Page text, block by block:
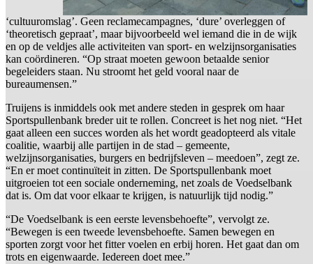
‘cultuuromslag’. Geen reclamecampagnes, ‘dure’ overleggen of
‘theoretisch gepraat’, maar bijvoorbeeld wel iemand die in de wijk
en op de veldjes alle activiteiten van sport- en welzijnsorganisaties
kan coördineren. “Op straat moeten gewoon betaalde senior
begeleiders staan. Nu stroomt het geld vooral naar de
bureaumensen.”
Truijens is inmiddels ook met andere steden in gesprek om haar
Sportspullenbank breder uit te rollen. Concreet is het nog niet. “Het
gaat alleen een succes worden als het wordt geadopteerd als vitale
coalitie, waarbij alle partijen in de stad – gemeente,
welzijnsorganisaties, burgers en bedrijfsleven – meedoen”, zegt ze.
“En er moet continuïteit in zitten. De Sportspullenbank moet
uitgroeien tot een sociale onderneming, net zoals de Voedselbank
dat is. Om dat voor elkaar te krijgen, is natuurlijk tijd nodig.”
“De Voedselbank is een eerste levensbehoefte”, vervolgt ze.
“Bewegen is een tweede levensbehoefte. Samen bewegen en
sporten zorgt voor het fitter voelen en erbij horen. Het gaat dan om
trots en eigenwaarde. Iedereen doet mee.”